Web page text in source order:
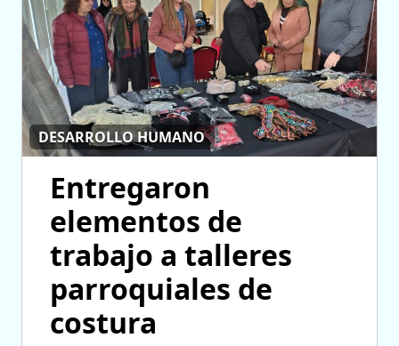
DESARROLLO HUMANO
Entregaron
elementos de
trabajo a talleres
parroquiales de
costura